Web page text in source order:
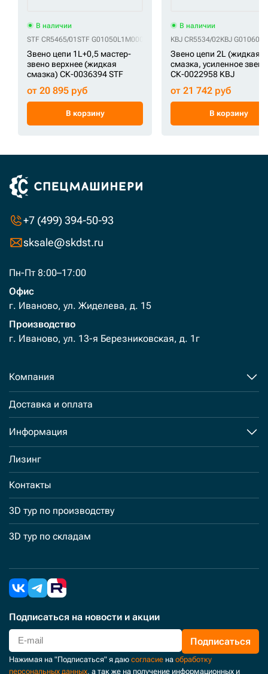
В наличии
STF CR5465/01 STF G01050L1M00001 STF UL190C6L01STF VG0105L001
Звено цепи 1L+0,5 мастер-
звено верхнее (жидкая
смазка) СК-0036394 STF
от 20 895 руб
В корзину
В наличии
KBJ CR5534/02KBJ
Звено цепи 2L (жидкая
смазка, усиленное
СК-0022958 KBJ
от 21 742 руб
В корзину
+7 (499) 394-50-93
sksale@skdst.ru
Пн-Пт 8:00–17:00
Офис
г. Иваново, ул. Жиделева, д. 15
Производство
г. Иваново, ул. 13-я Березниковская, д. 1г
Компания
Доставка и оплата
Информация
Лизинг
Контакты
3D тур по производству
3D тур по складам
Подписаться на новости и акции
Подписаться
Нажимая на "Подписаться" я даю согласие на обработку
персональных данных, а так же на получение информационных и